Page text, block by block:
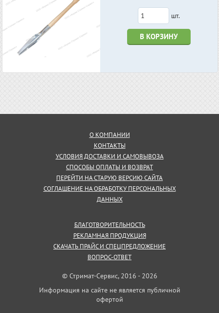
шт.
В КОРЗИНУ
О КОМПАНИИ
КОНТАКТЫ
УСЛОВИЯ ДОСТАВКИ И САМОВЫВОЗА
СПОСОБЫ ОПЛАТЫ И ВОЗВРАТ
ПЕРЕЙТИ НА СТАРУЮ ВЕРСИЮ САЙТА
СОГЛАШЕНИЕ НА ОБРАБОТКУ ПЕРСОНАЛЬНЫХ
ДАННЫХ
БЛАГОТВОРИТЕЛЬНОСТЬ
РЕКЛАМНАЯ ПРОДУКЦИЯ
СКАЧАТЬ ПРАЙС И СПЕЦПРЕДЛОЖЕНИЕ
ВОПРОС-ОТВЕТ
© Стримат-Сервис, 2016 - 2026
Информация на сайте не является публичной
офертой